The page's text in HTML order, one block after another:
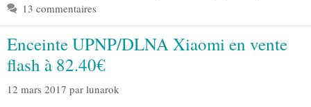
13 commentaires
Enceinte UPNP/DLNA Xiaomi en vente
flash à 82.40€
12 mars 2017 par lunarok